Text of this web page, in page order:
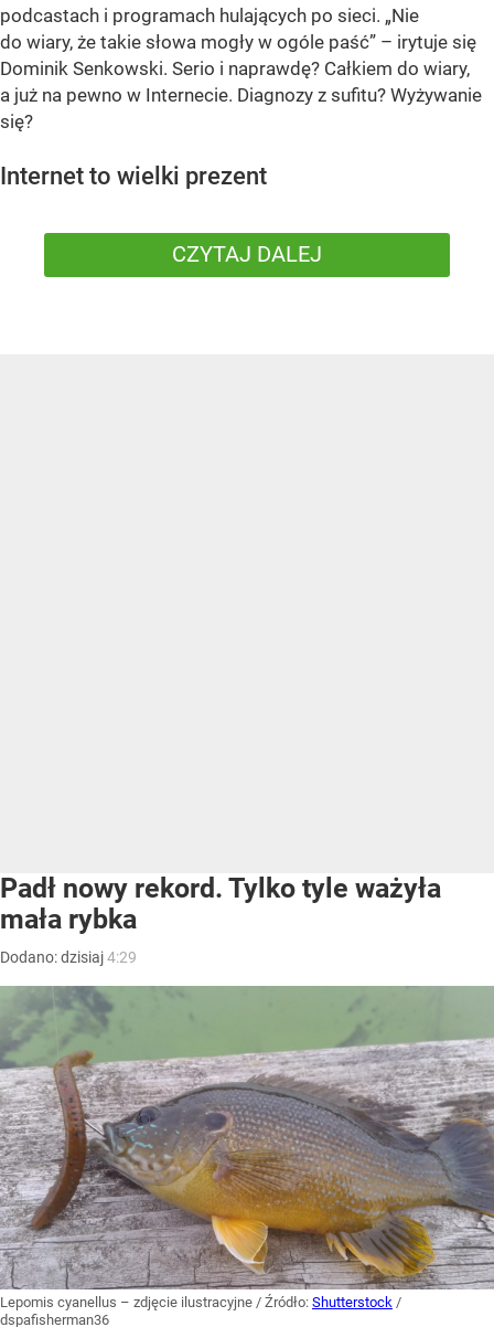
podcastach i programach hulających po sieci. „Nie
do wiary, że takie słowa mogły w ogóle paść” – irytuje się
Dominik Senkowski. Serio i naprawdę? Całkiem do wiary,
a już na pewno w Internecie. Diagnozy z sufitu? Wyżywanie
się?
Internet to wielki prezent
CZYTAJ DALEJ
Padł nowy rekord. Tylko tyle ważyła
mała rybka
Dodano:dzisiaj4:29
Lepomis cyanellus – zdjęcie ilustracyjne / Źródło: Shutterstock /
dspafisherman36